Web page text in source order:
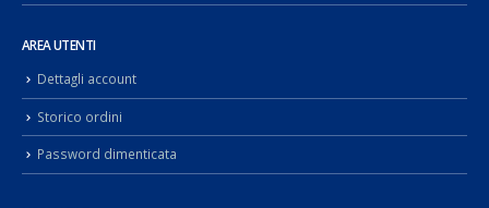
AREA UTENTI
Dettagli account
Storico ordini
Password dimenticata